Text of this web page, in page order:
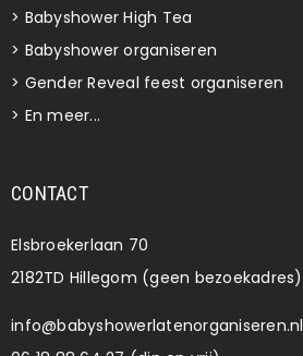
> Babyshower High Tea
> Babyshower organiseren
> Gender Reveal feest organiseren
> En meer...
CONTACT
Elsbroekerlaan 70
2182TD Hillegom (geen bezoekadres)
info@babyshowerlatenorganiseren.nl